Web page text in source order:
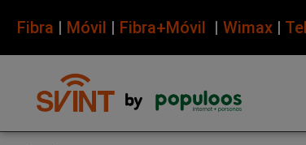
Fibra | Móvil | Fibra+Móvil | Wimax|